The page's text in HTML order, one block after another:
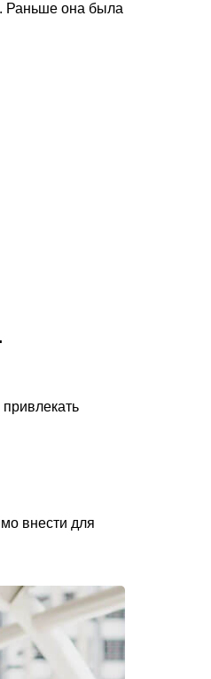
Раньше она была
внести для